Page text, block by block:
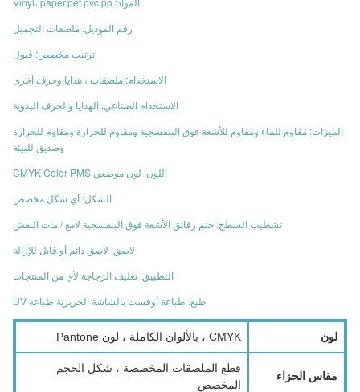
رقم الموديل: ملصقات التجميل
ترتيب مخصص: قبول
الاستخدام: ملصقات ، هدايا وحرف أخرى
الاستخدام الصناعي: الهدايا والحرف اليدوية
الميزات: مقاوم للماء ومقاوم للأشعة فوق البنفسجية ومقاوم للحرارة ومقاوم للحرارة
وصديق للبيئة
اللون: لون موضعي CMYK Color PMS
الشكل: أي شكل مخصص
تشطيب السطح: ختم رقائق الأشعة فوق البنفسجية لامع / مات النقش
لاصق: لاصق دائم أو قابل للإزالة
التطبيق: تغليف الزجاجة لأي من المنتجات
طبع: طباعة أوفست بالشاشة الحريرية طباعة UV
لون CMYK ، بالألوان الكاملة ، لون Pantone
مقاس الحزاء
قطع الملصقات المخصصة ، شكل الحجم
المخصص